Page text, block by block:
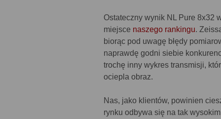
Ostateczny wynik NL Pure 8x32
miejsce naszego rankingu.
biorąc pod uwagę błędy
naprawdę godni siebie
trochę inny wykres transmisji,
ociepla obraz.
Nas, jako klientów, powinien
rynku odbywa się na tak